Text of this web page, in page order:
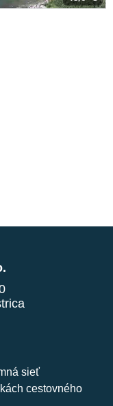
sieť
cestovného